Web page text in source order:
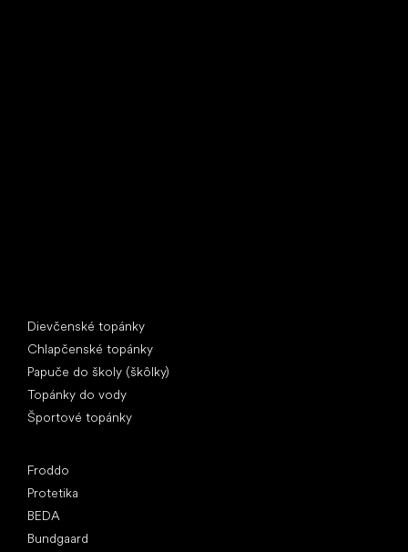
Dievčenské topánky
Chlapčenské topánky
Papuče do školy (škôlky)
Topánky do vody
Športové topánky
Froddo
Protetika
BEDA
Bundgaard